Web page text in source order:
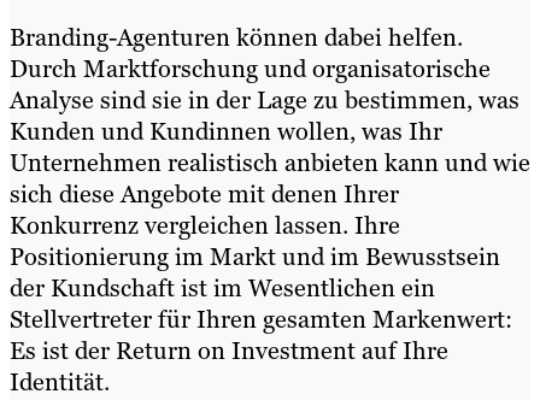
Branding-Agenturen können dabei helfen.
Durch Marktforschung und organisatorische
Analyse sind sie in der Lage zu bestimmen, was
Kunden und Kundinnen wollen, was Ihr
Unternehmen realistisch anbieten kann und wie
sich diese Angebote mit denen Ihrer
Konkurrenz vergleichen lassen. Ihre
Positionierung im Markt und im Bewusstsein
der Kundschaft ist im Wesentlichen ein
Stellvertreter für Ihren gesamten Markenwert:
Es ist der Return on Investment auf Ihre
Identität.